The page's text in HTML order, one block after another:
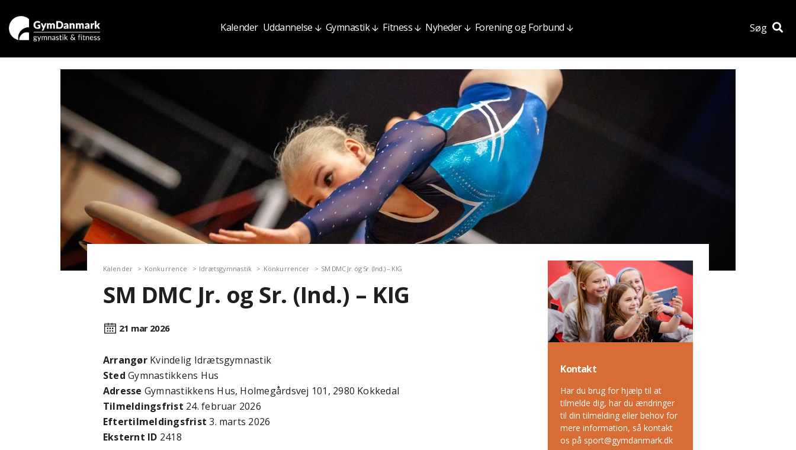
Kalender Uddannelse Gymnastik Fitness Nyheder Forening og Forbund Søg
Kalender Konkurrence Idrætsgymnastik Konkurrencer SM DMC Jr. og Sr. (Ind.) – KIG
SM DMC Jr. og Sr. (Ind.) – KIG
21 mar 2026
ArrangørKvindelig Idrætsgymnastik
Sted Gymnastikkens Hus
Adresse Gymnastikkens Hus, Holmegårdsvej 101, 2980 Kokkedal
Tilmeldingsfrist 24. februar 2026
Efter­tilmeldings­frist 3. marts 2026
Eksternt ID 2418
Kontakt
Har du brug for hjælp til at
tilmelde dig, har du ændringer
til din tilmelding eller behov for
mere information, så kontakt
os på sport@gymdanmark.dk